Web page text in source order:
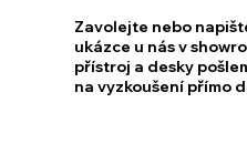
Zavolejte nebo
ukázce u nás v
přístroj a desky
na vyzkoušení přímo